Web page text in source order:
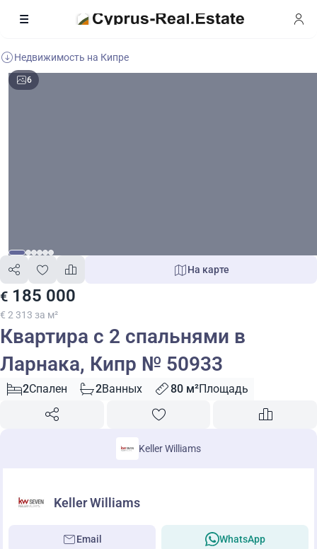
Недвижимость на Кипре
6
€ 185 000
€ 2 313 за м²
На карте
Квартира с 2 спальнями в
Ларнака, Кипр № 50933
2Спален 2Ванных 80 м²Площадь
Keller Williams
Keller Williams
Email WhatsApp